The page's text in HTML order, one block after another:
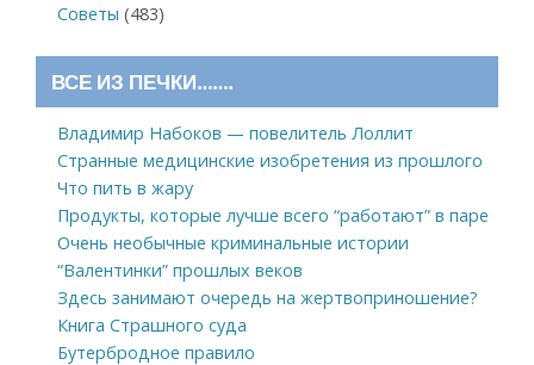
Советы (483)
ВСЕ ИЗ ПЕЧКИ…….
Владимир Набоков — повелитель Лоллит
Странные медицинские изобретения из прошлого
Что пить в жару
Продукты, которые лучше всего “работают” в паре
Очень необычные криминальные истории
“Валентинки” прошлых веков
Здесь занимают очередь на жертвоприношение?
Книга Страшного суда
Бутербродное правило